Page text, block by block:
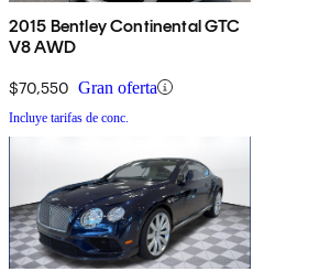
2015 Bentley Continental GTC
V8 AWD
$70,550 Gran oferta
Incluye tarifas de conc.